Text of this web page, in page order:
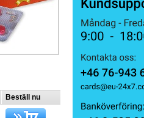
Beställ nu